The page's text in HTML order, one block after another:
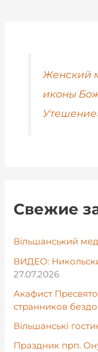
Женский
иконы
Свежие
Вільшанський
ВИДЕО:
27.07.2026
Акафист
странников
Вільшанські
Праздник прп.